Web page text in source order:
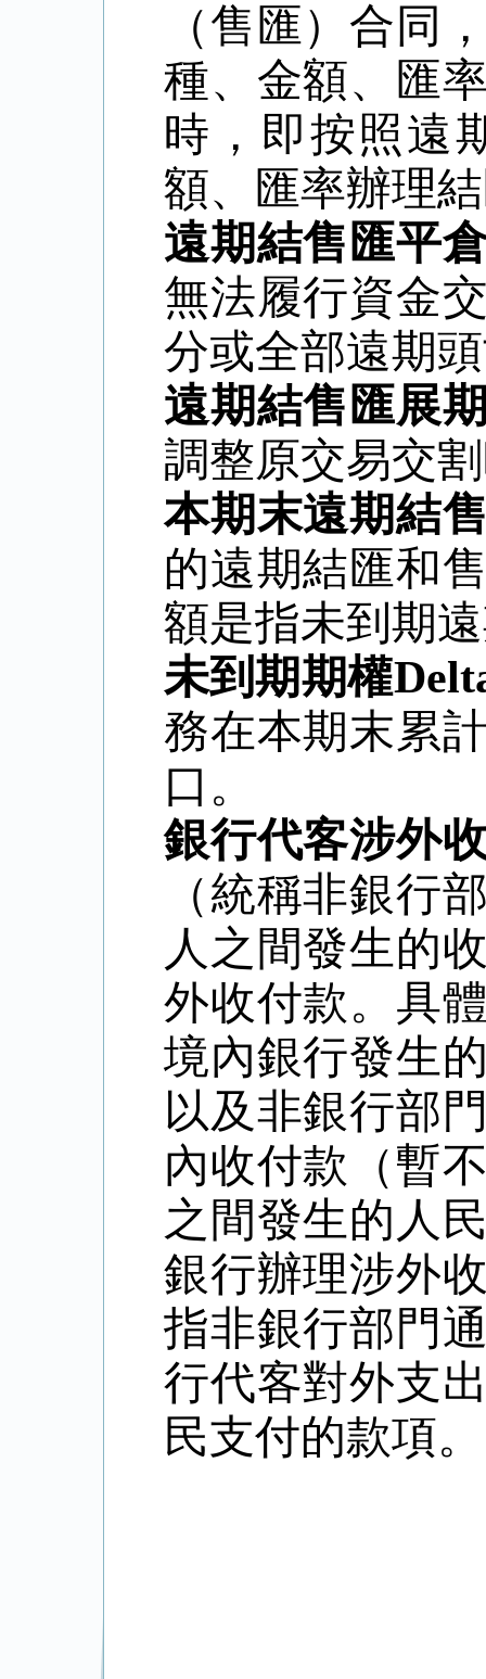
（售匯）合同
種、金額、匯
時，即按照遠
額、匯率辦理
遠期結售匯平
無法履行資金
分或全部遠期
遠期結售匯展
調整原交易交
本期末遠期結
的遠期結匯和
額是指未到期
未到期期權
務在本期末累
口。
銀行代客涉外
（統稱非銀行
人之間發生的
外收付款。具
境內銀行發生
以及非銀行部
內收付款（暫
之間發生的人
銀行辦理涉外
指非銀行部門
行代客對外支
民支付的款項。